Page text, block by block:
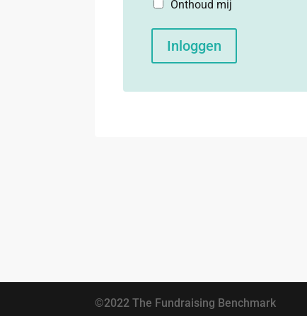
Onthoud mij
Inloggen
©2022 The Fundraising Benchmark